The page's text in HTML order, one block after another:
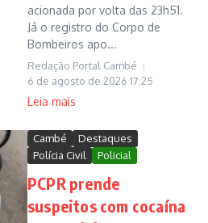
acionada por volta das 23h51.
Já o registro do Corpo de
Bombeiros apo...
Redação Portal Cambé
6 de agosto de 2026 17:25
Leia mais
Cambé
Destaques
Polícia Civil
Policial
PCPR prende
suspeitos com cocaína